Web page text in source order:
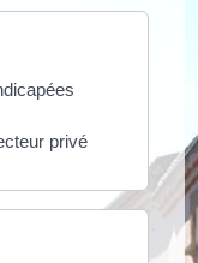
privé